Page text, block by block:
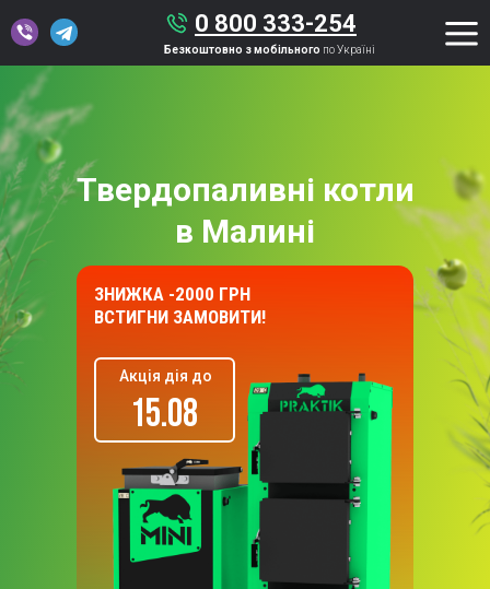
0 800 333-254
Безкоштовно з мобільного по Україні
Твердопаливні котли
в Малині
15.08
Акція дія до
ЗНИЖКА -2000 ГРН
ВСТИГНИ ЗАМОВИТИ!